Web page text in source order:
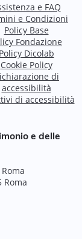
e FAQ
e Condizioni
Policy Base
Fondazione
Policy Dicolab
Cookie Policy
di
accessibilità
di accessibilità
e delle
Roma